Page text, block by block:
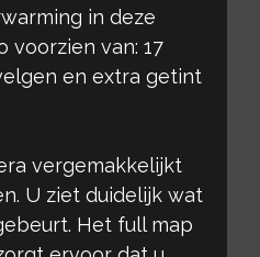
in deze
voorzien van: 17
en extra getint
vergemakkelijkt
U ziet duidelijk wat
Het full map